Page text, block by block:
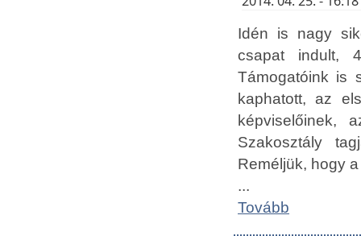
Idén is nagy
csapat indult,
Támogatóink is
kaphatott, az
képviselőinek,
Szakosztály
Reméljük, hogy
...
Tovább